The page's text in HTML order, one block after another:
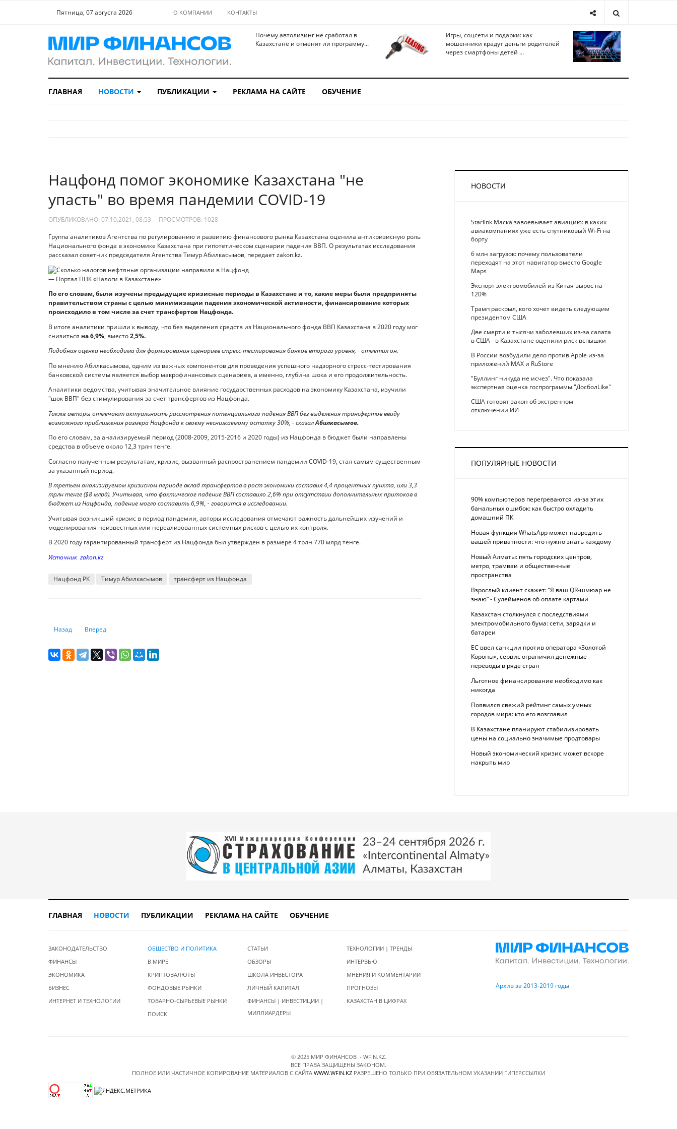
Пятница, 07 августа 2026 О КОМПАНИИ КОНТАКТЫ
Почему автолизинг не сработал в
Казахстане и отменят ли программу...
Игры, соцсети и подарки: как
мошенники крадут деньги родителей
через смартфоны детей ...
ГЛАВНАЯ НОВОСТИ ПУБЛИКАЦИИ РЕКЛАМА НА САЙТЕ ОБУЧЕНИЕ
Нацфонд помог экономике Казахстана "не
упасть" во время пандемии COVID-19
ОПУБЛИКОВАНО: 07.10.2021, 08:53 ПРОСМОТРОВ: 1028
Группа аналитиков Агентства по регулированию и развитию финансового рынка Казахстана оценила антикризисную роль
Национального фонда в экономике Казахстана при гипотетическом сценарии падения ВВП. О результатах исследования
рассказал советник председателя Агентства Тимур Абилкасымов, передает zakon.kz.
По его словам, были изучены предыдущие кризисные периоды в Казахстане и то, какие меры были предприняты
правительством страны с целью минимизации падения экономической активности, финансирование которых
происходило в том числе за счет трансфертов Нацфонда.
В итоге аналитики пришли к выводу, что без выделения средств из Национального фонда ВВП Казахстана в 2020 году мог
снизиться на 6,9%, вместо2,5%.
Подобная оценка необходима для формирования сценариев стресс-тестирования банков второго уровня, - отметил он.
По мнению Абилкасымова, одним из важных компонентов для проведения успешного надзорного стресс-тестирования
банковской системы является выбор макрофинансовых сценариев, а именно, глубина шока и его продолжительность.
Аналитики ведомства, учитывая значительное влияние государственных расходов на экономику Казахстана, изучили
"шок ВВП" без стимулирования за счет трансфертов из Нацфонда.
Также авторы отмечают актуальность рассмотрения потенциального падения ВВП без выделения трансфертов ввиду
возможного приближения размера Нацфонда к своему неснижаемому остатку 30%, - сказалАбилкасымов.
По его словам, за анализируемый период (2008-2009, 2015-2016 и 2020 годы) из Нацфонда в бюджет были направлены
средства в объеме около 12,3 трлн тенге.
Согласно полученным результатам, кризис, вызванный распространением пандемии COVID-19, стал самым существенным
за указанный период.
В третьем анализируемом кризисном периоде вклад трансфертов в рост экономики составил 4,4 процентных пункта, или 3,3
трлн тенге ($8 млрд). Учитывая, что фактическое падение ВВП составило 2,6% при отсутствии дополнительных притоков в
бюджет из Нацфонда, падение могло составить 6,9%, - говорится в исследовании.
Учитывая возникший кризис в период пандемии, авторы исследования отмечают важность дальнейших изучений и
моделирования неизвестных или нереализованных системных рисков с целью их контроля.
В 2020 году гарантированный трансферт из Нацфонда был утвержден в размере 4 трлн 770 млрд тенге.
Источник zakon.kz
Нацфонд РК Тимур Абилкасымов трансферт из Нацфонда
Предыдущий: Какие страны больше всего инвестируют в экономику Казахстана
Назад Следующий: В Европе назвали причину энергетического кризиса
Вперед
НОВОСТИ
Starlink Маска завоевывает авиацию: в каких
авиакомпаниях уже есть спутниковый Wi-Fi на
борту
6 млн загрузок: почему пользователи
переходят на этот навигатор вместо Google
Maps
Экспорт электромобилей из Китая вырос на
120%
Трамп раскрыл, кого хочет видеть следующим
президентом США
Две смерти и тысячи заболевших из-за салата
в США - в Казахстане оценили риск вспышки
В России возбудили дело против Apple из-за
приложений MAX и RuStore
"Буллинг никуда не исчез". Что показала
экспертная оценка госпрограммы "ДосболLike"
США готовят закон об экстренном
отключении ИИ
ПОПУЛЯРНЫЕ НОВОСТИ
90% компьютеров перегреваются из-за этих
банальных ошибок: как быстро охладить
домашний ПК
Новая функция WhatsApp может навредить
вашей приватности: что нужно знать каждому
Новый Алматы: пять городских центров,
метро, трамваи и общественные
пространства
Взрослый клиент скажет: “Я ваш QR-шмюар не
знаю“ - Сулейменов об оплате картами
Казахстан столкнулся с последствиями
электромобильного бума: сети, зарядки и
батареи
ЕС ввел санкции против оператора «Золотой
Короны», сервис ограничил денежные
переводы в ряде стран
Льготное финансирование необходимо как
никогда
Появился свежий рейтинг самых умных
городов мира: кто его возглавил
В Казахстане планируют стабилизировать
цены на социально значимые продтовары
Новый экономический кризис может вскоре
накрыть мир
ГЛАВНАЯ НОВОСТИ ПУБЛИКАЦИИ РЕКЛАМА НА САЙТЕ ОБУЧЕНИЕ
ЗАКОНОДАТЕЛЬСТВО
ФИНАНСЫ
ЭКОНОМИКА
БИЗНЕС
ИНТЕРНЕТ И ТЕХНОЛОГИИ
ОБЩЕСТВО И ПОЛИТИКА
В МИРЕ
КРИПТОВАЛЮТЫ
ФОНДОВЫЕ РЫНКИ
ТОВАРНО-СЫРЬЕВЫЕ РЫНКИ
ПОИСК
СТАТЬИ
ОБЗОРЫ
ШКОЛА ИНВЕСТОРА
ЛИЧНЫЙ КАПИТАЛ
ФИНАНСЫ | ИНВЕСТИЦИИ |
МИЛЛИАРДЕРЫ
ТЕХНОЛОГИИ | ТРЕНДЫ
ИНТЕРВЬЮ
МНЕНИЯ И КОММЕНТАРИИ
ПРОГНОЗЫ
КАЗАХСТАН В ЦИФРАХ
Архив за 2013-2019 годы
© 2025 МИР ФИНАНСОВ - WFIN.KZ.
ВСЕ ПРАВА ЗАЩИЩЕНЫ ЗАКОНОМ.
ПОЛНОЕ ИЛИ ЧАСТИЧНОЕ КОПИРОВАНИЕ МАТЕРИАЛОВ C САЙТА WWW.WFIN.KZ РАЗРЕШЕНО ТОЛЬКО ПРИ ОБЯЗАТЕЛЬНОМ УКАЗАНИИ ГИПЕРССЫЛКИ